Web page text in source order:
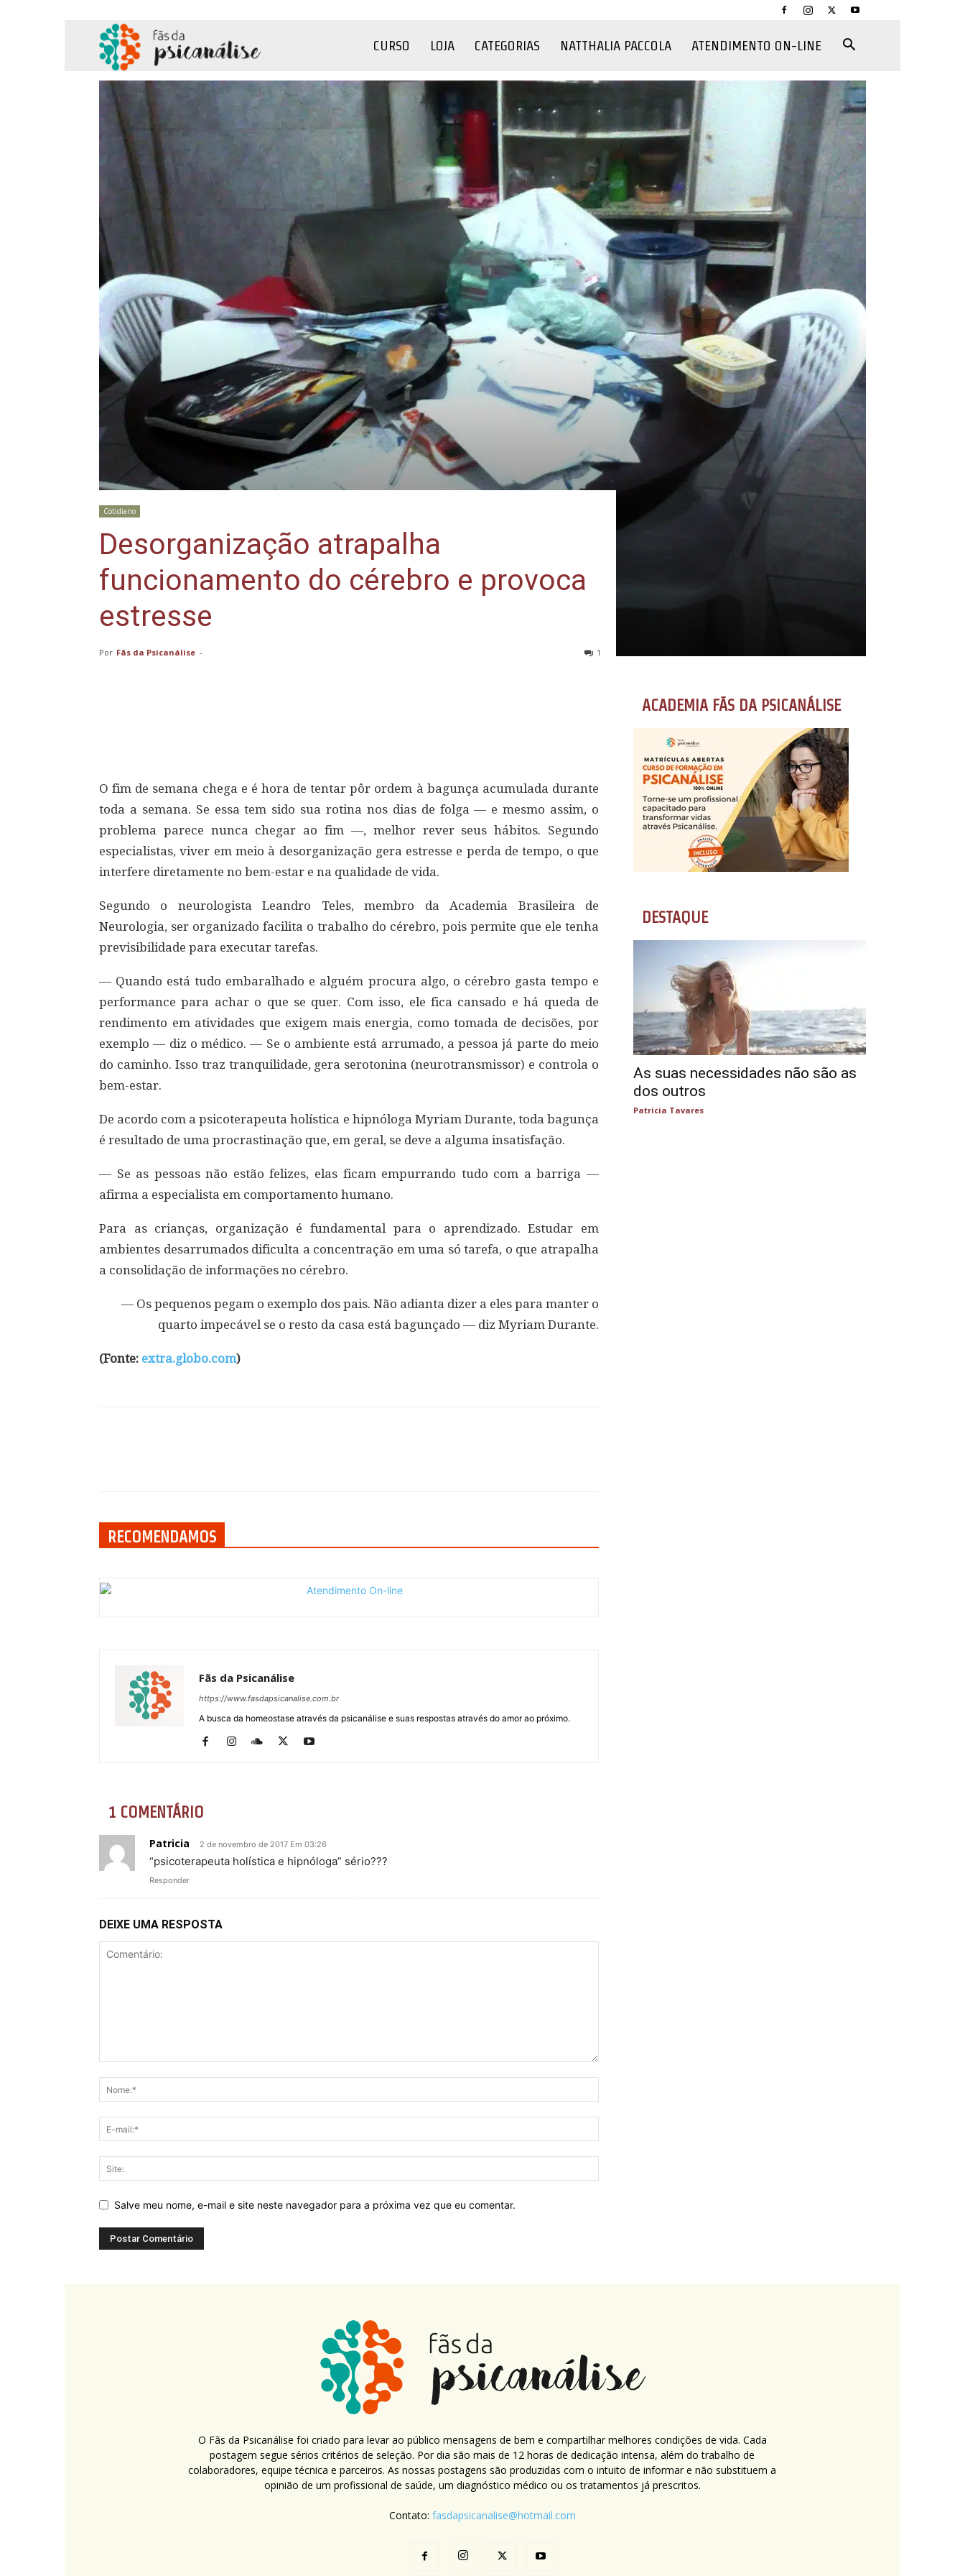
da
Psicanálise
CURSO LOJA CATEGORIAS NATTHALIA PACCOLA ATENDIMENTO ON-LINE
Cotidiano
Desorganização atrapalha
funcionamento do cérebro e provoca
estresse
Por Fãs da Psicanálise - 1
O fim de semana chega e é hora de tentar pôr ordem à bagunça acumulada durante
toda a semana. Se essa tem sido sua rotina nos dias de folga — e mesmo assim, o
problema parece nunca chegar ao fim —, melhor rever seus hábitos. Segundo
especialistas, viver em meio à desorganização gera estresse e perda de tempo, o que
interfere diretamente no bem-estar e na qualidade de vida.
Segundo o neurologista Leandro Teles, membro da Academia Brasileira de
Neurologia, ser organizado facilita o trabalho do cérebro, pois permite que ele tenha
previsibilidade para executar tarefas.
— Quando está tudo embaralhado e alguém procura algo, o cérebro gasta tempo e
performance para achar o que se quer. Com isso, ele fica cansado e há queda de
rendimento em atividades que exigem mais energia, como tomada de decisões, por
exemplo — diz o médico. — Se o ambiente está arrumado, a pessoa já parte do meio
do caminho. Isso traz tranquilidade, gera serotonina (neurotransmissor) e controla o
bem-estar.
De acordo com a psicoterapeuta holística e hipnóloga Myriam Durante, toda bagunça
é resultado de uma procrastinação que, em geral, se deve a alguma insatisfação.
— Se as pessoas não estão felizes, elas ficam empurrando tudo com a barriga —
afirma a especialista em comportamento humano.
Para as crianças, organização é fundamental para o aprendizado. Estudar em
ambientes desarrumados dificulta a concentração em uma só tarefa, o que atrapalha
a consolidação de informações no cérebro.
— Os pequenos pegam o exemplo dos pais. Não adianta dizer a eles para manter o
quarto impecável se o resto da casa está bagunçado — diz Myriam Durante.
(Fonte: extra.globo.com)
RECOMENDAMOS
Fãs da Psicanálise
https://www.fasdapsicanalise.com.br
A busca da homeostase através da psicanálise e suas respostas através do amor ao próximo.
1 COMENTÁRIO
Patricia 2 de novembro de 2017 Em 03:26
“psicoterapeuta holística e hipnóloga” sério???
Responder
DEIXE UMA RESPOSTA
Salve meu nome, e-mail e site neste navegador para a próxima vez que eu comentar.
ACADEMIA FÃS DA PSICANÁLISE
DESTAQUE
As suas necessidades não são as
dos outros
Patricia Tavares
O Fãs da Psicanálise foi criado para levar ao público mensagens de bem e compartilhar melhores condições de vida. Cada
postagem segue sérios critérios de seleção. Por dia são mais de 12 horas de dedicação intensa, além do trabalho de
colaboradores, equipe técnica e parceiros. As nossas postagens são produzidas com o intuito de informar e não substituem a
opinião de um profissional de saúde, um diagnóstico médico ou os tratamentos já prescritos.
Contato: fasdapsicanalise@hotmail.com